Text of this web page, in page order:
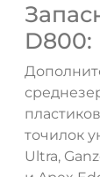
D800:
точилок
Ultra,